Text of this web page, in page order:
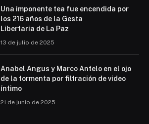
Una imponente tea fue encendida por
los 216 años de la Gesta
Libertaria de La Paz
13 de julio de 2025
Anabel Angus y Marco Antelo en el ojo
de la tormenta por filtración de video
íntimo
21 de junio de 2025